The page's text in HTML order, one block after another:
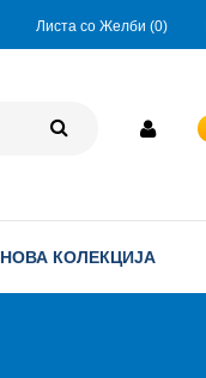
Листа со Желби (0)
НОВА КОЛЕКЦИЈА